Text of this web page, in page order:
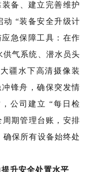
备、建立完善维护
动 “装备安全升级计
急保障工具：在作
供气系统、潜水员头
疆水下高清摄像装
锋舟，确保突发情
公司建立 “每日检
期管理台账，安排
保所有设备始终处
升安全处置水平